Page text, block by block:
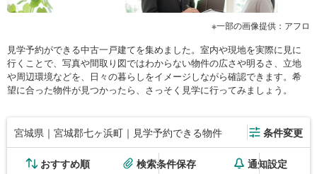
一部の画像提供：アフロ
見学予約ができる中古一戸建てを集めました。室内や現地を実際に見に
行くことで、写真や間取り図ではわからない物件の広さや明るさ、立地
や周辺環境などを、日々の暮らしをイメージしながら確認できます。希
望に合った物件が見つかったら、さっそく見学に行ってみましょう。
宮城県｜宮城郡七ヶ浜町｜見学予約できる物件 条件変更
おすすめ順 検索条件保存 通知設定